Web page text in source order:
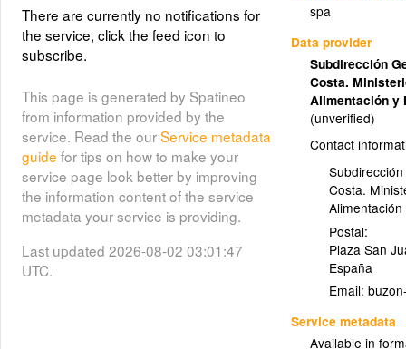
spa
Data provider
Subdirección
Costa.
Alimentación y
(unverified)
Contact
Costa.
Postal:
Plaza San
España
Email:
Service metadata
Available in
There are currently no notifications for
the service, click the feed icon to
subscribe.
This page is generated by Spatineo
from information provided by the
service. Read the ourService metadata
guide for tips on how to make your
service page look better by improving
the information content of the service
metadata your service is providing.
Last updated 2026-08-02 03:01:47
UTC.